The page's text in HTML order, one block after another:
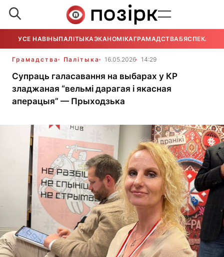
УСЕ НАВІНЫПАЛІТЫКАЭКАНОМІКАГРАМАДСТВАБЯСПЕКА
Грамадства Палітыка 16.05.2026 14:29
Супраць галасавання на выбарах у КР
зладжаная “вельмі дарагая і якасная
аперацыя” — Прыходзька